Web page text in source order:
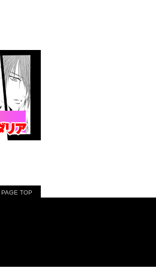
PAGE TOP